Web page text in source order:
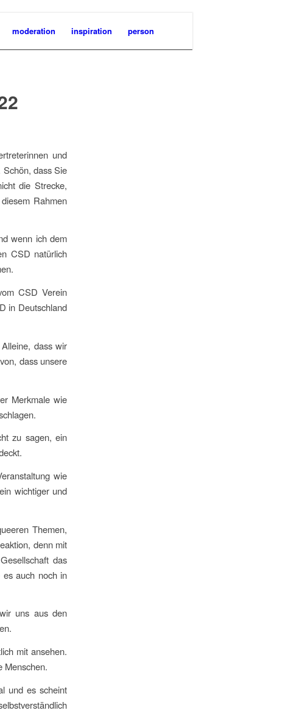
moderation inspiration person
und
dass Sie
die Strecke,
Rahmen
wenn ich dem
CSD natürlich
CSD Verein
in Deutschland
dass wir
dass unsere
Merkmale wie
zu sagen, ein
wie
wichtiger und
Themen,
denn mit
das
es auch noch in
uns aus den
mit ansehen.
Menschen.
und es scheint